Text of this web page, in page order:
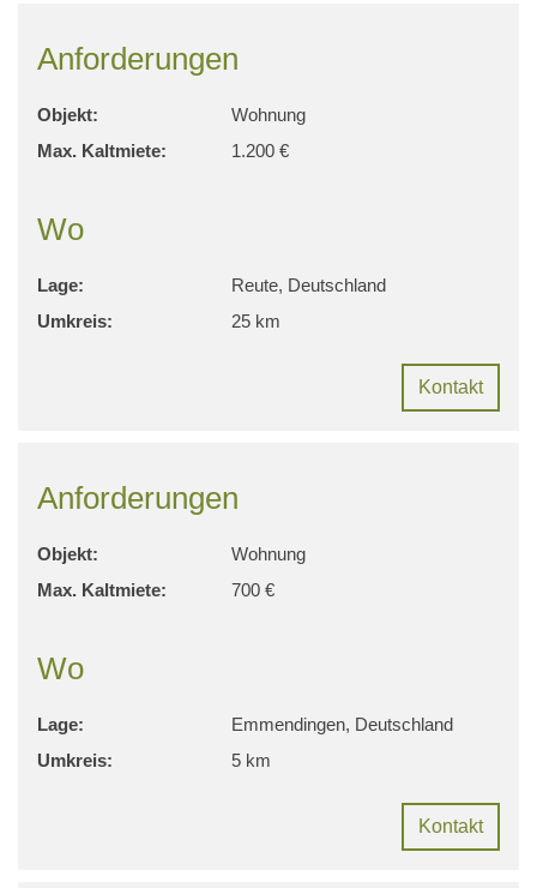
Anforderungen
Objekt:
Wohnung
Max. Kaltmiete:
1.200 €
Wo
Lage:
Reute, Deutschland
Umkreis:
25 km
Kontakt
Anforderungen
Objekt:
Wohnung
Max. Kaltmiete:
700 €
Wo
Lage:
Emmendingen, Deutschland
Umkreis:
5 km
Kontakt